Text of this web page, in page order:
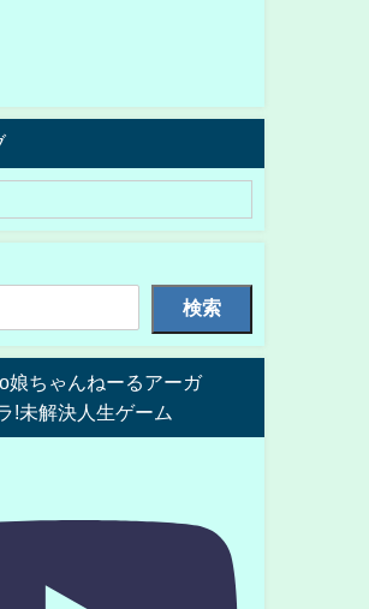
検索
娘ちゃんねーるアーガ
!未解決人生ゲーム